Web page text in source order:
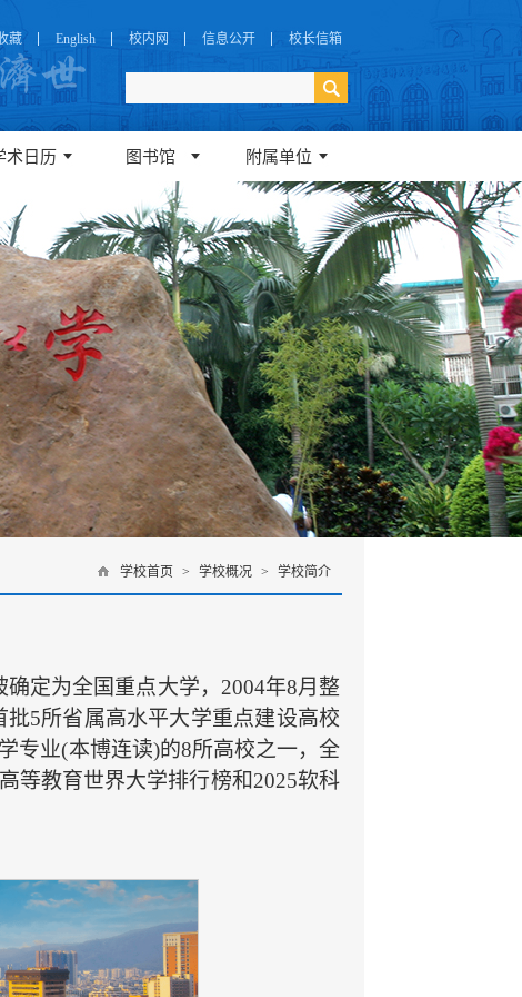
藏 English 校内网 信息公开 校长信箱
术日历 图书馆 附属单位
学校首页 > 学校概况 > 学校简介
定为全国重点大学，2004年8月整
5所省属高水平大学重点建设高校
专业(本博连读)的8所高校之一，全
等教育世界大学排行榜和2025软科